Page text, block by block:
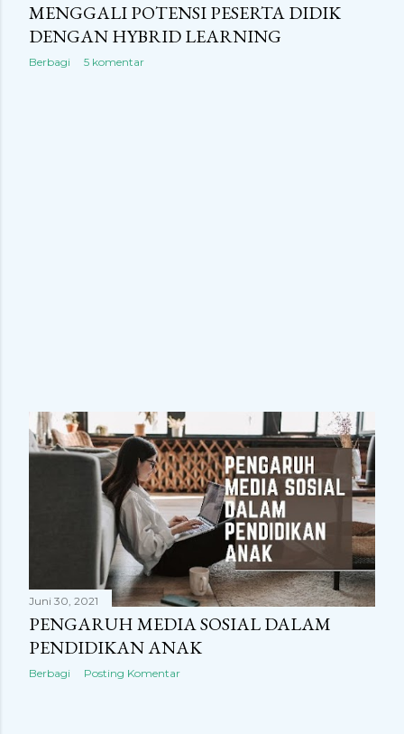
MENGGALI POTENSI PESERTA DIDIK
DENGAN HYBRID LEARNING
Berbagi 5 komentar
Juni 30, 2021
PENGARUH MEDIA SOSIAL DALAM
PENDIDIKAN ANAK
Berbagi Posting Komentar